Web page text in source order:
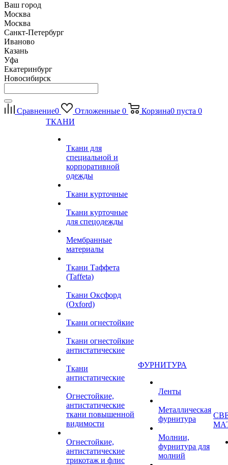
Ваш город
Москва
Москва
Санкт-Петербург
Иваново
Казань
Уфа
Екатеринбург
Новосибирск
Сравнение0 Отложенные 0 Корзина0 пуста 0
ТКАНИ
Ткани для
специальной и
корпоративной
одежды
Ткани курточные
Ткани курточные
для спецодежды
Мембранные
материалы
Ткани Таффета
(Taffeta)
Ткани Оксфорд
(Oxford)
Ткани огнестойкие
Ткани огнестойкие
антистатические
Ткани
антистатические
Огнестойкие,
антистатические
ткани повышенной
видимости
Огнестойкие,
антистатические
трикотаж и флис
ФУРНИТУРА
Ленты
Металлическая
фурнитура
Молнии,
фурнитура для
молний